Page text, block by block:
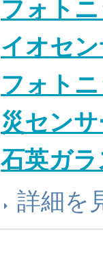
フォト
イオセ
フォト
災セン
石英ガ
詳細を